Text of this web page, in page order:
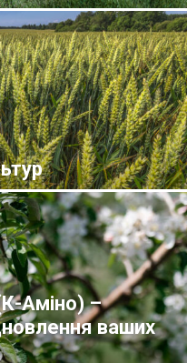
Аміно) –
ваших